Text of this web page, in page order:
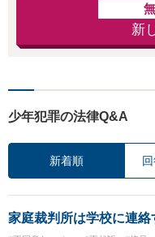
新
少年犯罪の法律Q&A
新着順
家庭裁判所は学校に連